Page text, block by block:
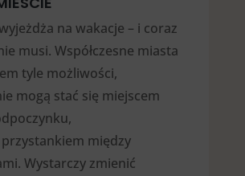
na wakacje – i coraz
musi. Współczesne miasta
tyle możliwości,
mogą stać się miejscem
między
Wystarczy zmienić